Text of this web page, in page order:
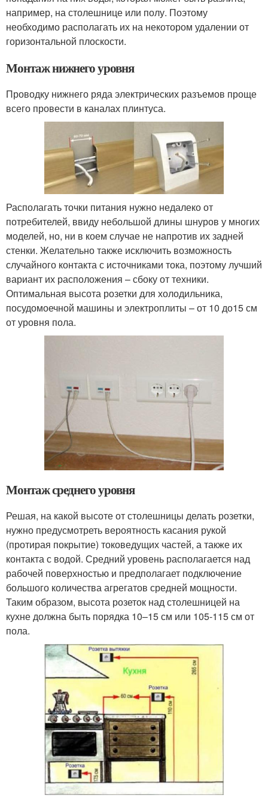
например, на столешнице или полу. Поэтому
необходимо располагать их на некотором удалении от
горизонтальной плоскости.
Монтаж нижнего уровня
Проводку нижнего ряда электрических разъемов проще
всего провести в каналах плинтуса.
Располагать точки питания нужно недалеко от
потребителей, ввиду небольшой длины шнуров у многих
моделей, но, ни в коем случае не напротив их задней
стенки. Желательно также исключить возможность
случайного контакта с источниками тока, поэтому лучший
вариант их расположения – сбоку от техники.
Оптимальная высота розетки для холодильника,
посудомоечной машины и электроплиты – от 10 до15 см
от уровня пола.
Монтаж среднего уровня
Решая, на какой высоте от столешницы делать розетки,
нужно предусмотреть вероятность касания рукой
(протирая покрытие) токоведущих частей, а также их
контакта с водой. Средний уровень располагается над
рабочей поверхностью и предполагает подключение
большого количества агрегатов средней мощности.
Таким образом, высота розеток над столешницей на
кухне должна быть порядка 10–15 см или 105-115 см от
пола.